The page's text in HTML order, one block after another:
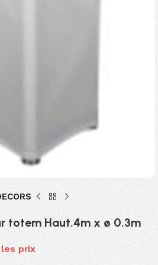
totem Haut.4m x ø 0.3m
prix